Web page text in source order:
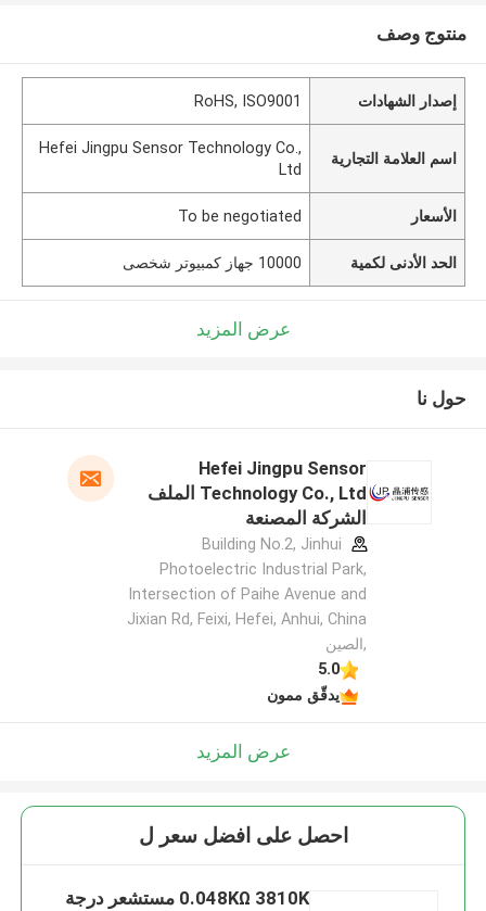
منتوج وصف
إصدار الشهادات RoHS, ISO9001
اسم العلامة التجارية
Hefei Jingpu Sensor Technology Co.,
Ltd
الأسعار To be negotiated
الحد الأدنى لكمية 10000 جهاز كمبيوتر شخصى
عرض المزيد
حول نا
Hefei Jingpu Sensor
Technology Co., Ltd الملف
الشركة المصنعة
Building No.2, Jinhui
Photoelectric Industrial Park,
Intersection of Paihe Avenue and
Jixian Rd, Feixi, Hefei, Anhui, China
,الصين
5.0
يدقّق ممون
عرض المزيد
احصل على افضل سعر ل
0.048KΩ 3810K مستشعر درجة